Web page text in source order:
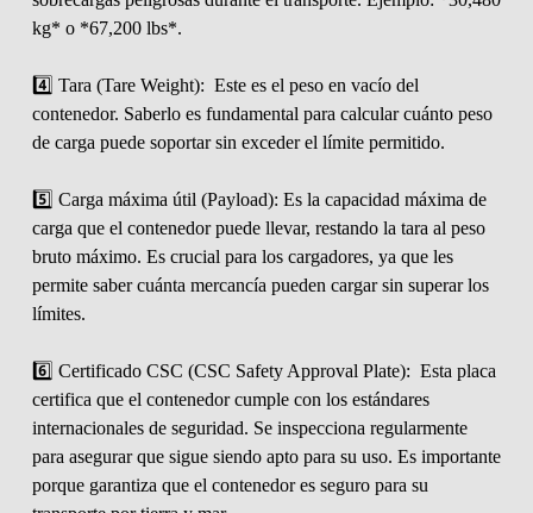
kg* o *67,200 lbs*.
4️⃣ Tara (Tare Weight): Este es el peso en vacío del
contenedor. Saberlo es fundamental para calcular cuánto peso
de carga puede soportar sin exceder el límite permitido.
5️⃣ Carga máxima útil (Payload): Es la capacidad máxima de
carga que el contenedor puede llevar, restando la tara al peso
bruto máximo. Es crucial para los cargadores, ya que les
permite saber cuánta mercancía pueden cargar sin superar los
límites.
6️⃣ Certificado CSC (CSC Safety Approval Plate): Esta placa
certifica que el contenedor cumple con los estándares
internacionales de seguridad. Se inspecciona regularmente
para asegurar que sigue siendo apto para su uso. Es importante
porque garantiza que el contenedor es seguro para su